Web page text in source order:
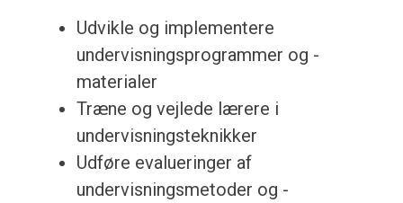
Udvikle og implementere
undervisningsprogrammer og -
materialer
Træne og vejlede lærere i
undervisningsteknikker
Udføre evalueringer af
undervisningsmetoder og -